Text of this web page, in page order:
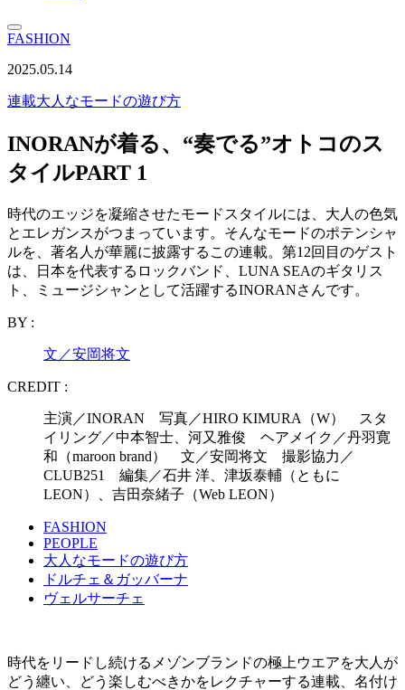
FASHION
2025.05.14
連載大人なモードの遊び方
INORANが着る、“奏でる”オトコのス
タイルPART 1
時代のエッジを凝縮させたモードスタイルには、大人の色気
とエレガンスがつまっています。そんなモードのポテンシャ
ルを、著名人が華麗に披露するこの連載。第12回目のゲスト
は、日本を代表するロックバンド、LUNA SEAのギタリス
ト、ミュージシャンとして活躍するINORANさんです。
BY :
文／安岡将文
CREDIT :
主演／INORAN 写真／HIRO KIMURA（W） スタ
イリング／中本智士、河又雅俊 ヘアメイク／丹羽寛
和（maroon brand） 文／安岡将文 撮影協力／
CLUB251 編集／石井 洋、津坂泰輔（ともに
LEON）、吉田奈緒子（Web LEON）
FASHION
PEOPLE
大人なモードの遊び方
ドルチェ＆ガッバーナ
ヴェルサーチェ
時代をリードし続けるメゾンブランドの極上ウエアを大人が
どう纏い、どう楽しむべきかをレクチャーする連載、名付け